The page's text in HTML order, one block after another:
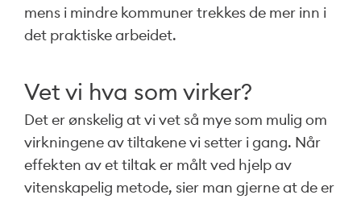
mens i mindre kommuner trekkes de mer inn i
det praktiske arbeidet.
Vet vi hva som virker?
Det er ønskelig at vi vet så mye som mulig om
virkningene av tiltakene vi setter i gang. Når
effekten av et tiltak er målt ved hjelp av
vitenskapelig metode, sier man gjerne at de er